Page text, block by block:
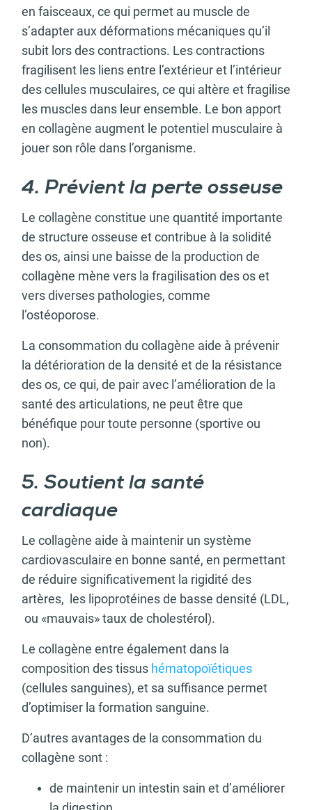
en faisceaux, ce qui permet au muscle de
s’adapter aux déformations mécaniques qu’il
subit lors des contractions. Les contractions
fragilisent les liens entre l’extérieur et l’intérieur
des cellules musculaires, ce qui altère et fragilise
les muscles dans leur ensemble. Le bon apport
en collagène augment le potentiel musculaire à
jouer son rôle dans l’organisme.
4. Prévient la perte osseuse
Le collagène constitue une quantité importante
de structure osseuse et contribue à la solidité
des os, ainsi une baisse de la production de
collagène mène vers la fragilisation des os et
vers diverses pathologies, comme
l’ostéoporose.
La consommation du collagène aide à prévenir
la détérioration de la densité et de la résistance
des os, ce qui, de pair avec l’amélioration de la
santé des articulations, ne peut être que
bénéfique pour toute personne (sportive ou
non).
5. Soutient la santé
cardiaque
Le collagène aide à maintenir un système
cardiovasculaire en bonne santé, en permettant
de réduire significativement la rigidité des
artères, les lipoprotéines de basse densité (LDL,
ou «mauvais» taux de cholestérol).
Le collagène entre également dans la
composition des tissus hématopoïétiques
(cellules sanguines), et sa suffisance permet
d’optimiser la formation sanguine.
D’autres avantages de la consommation du
collagène sont :
de maintenir un intestin sain et d’améliorer